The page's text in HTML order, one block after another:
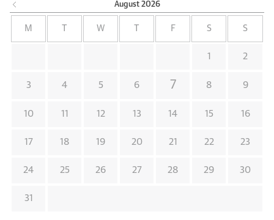
August 2026
M W F S S
1 2
3 4 5 6 7 8 9
10 11 12 13 14 15 16
17 18 19 20 21 22 23
24 25 26 27 28 29 30
31